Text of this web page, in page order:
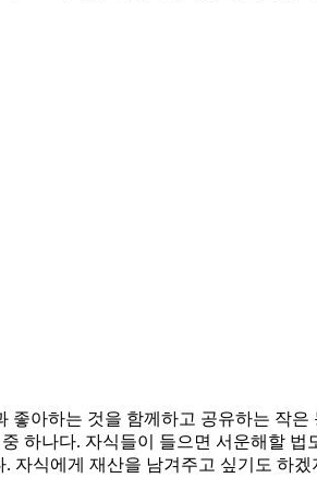
좋아하는 것을 함께하고 공유하는 작
하나다. 자식들이 들으면 서운해할
식에게 재산을 남겨주고 싶기도 하